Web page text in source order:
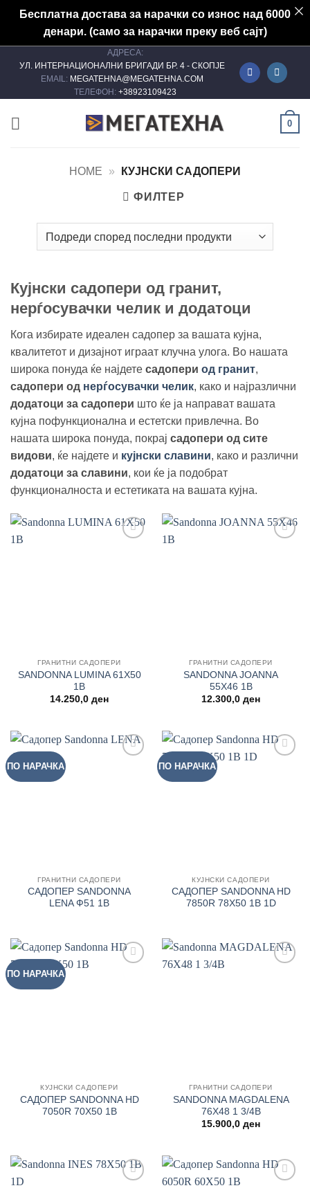
Бесплатна достава за нарачки со износ над 6000
денари. (само за нарачки преку веб сајт)
АДРЕСА:
УЛ. ИНТЕРНАЦИОНАЛНИ БРИГАДИ БР. 4 - СКОПЈЕ
EMAIL: MEGATEHNA@MEGATEHNA.COM
ТЕЛЕФОН: +38923109423
0
HOME » КУЈНСКИ САДОПЕРИ
ФИЛТЕР
Кујнски садопери од гранит,
нерѓосувачки челик и додатоци
Кога избирате идеален садопер за вашата кујна,
квалитетот и дизајнот играат клучна улога. Во нашата
широка понуда ќе најдете садопери од гранит,
садопери од нерѓосувачки челик, како и најразлични
додатоци за садопери што ќе ја направат вашата
кујна пофункционална и естетски привлечна. Во
нашата широка понуда, покрај садопери од сите
видови, ќе најдете и кујнски славини, како и различни
додатоци за славини, кои ќе ја подобрат
функционалноста и естетиката на вашата кујна.
ГРАНИТНИ САДОПЕРИ
SANDONNA LUMINA 61Χ50
1B
14.250,0 ден
ГРАНИТНИ САДОПЕРИ
SANDONNA JOANNA
55Χ46 1B
12.300,0 ден
ПО НАРАЧКА
ГРАНИТНИ САДОПЕРИ
САДОПЕР SANDONNA
LENA Ф51 1B
ПО НАРАЧКА
КУЈНСКИ САДОПЕРИ
САДОПЕР SANDONNA HD
7850R 78Χ50 1B 1D
ПО НАРАЧКА
КУЈНСКИ САДОПЕРИ
САДОПЕР SANDONNA HD
7050R 70Χ50 1B
ГРАНИТНИ САДОПЕРИ
SANDONNA MAGDALENA
76Χ48 1 3/4B
15.900,0 ден